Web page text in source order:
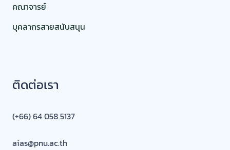
คณาจารย์
บุคลากรสายสนับสนุน
ติดต่อเรา
(+66) 64 058 5137
aias@pnu.ac.th